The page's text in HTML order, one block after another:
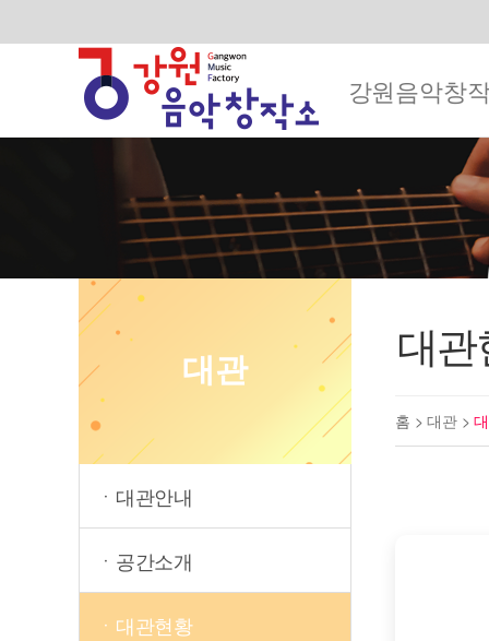
강원음악창
대관
ㆍ대관안내
ㆍ공간소개
ㆍ대관현황
대
홈 >대관 >